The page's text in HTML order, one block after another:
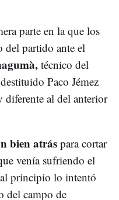
parte en la que los
del partido ante el
técnico del
Paco Jémez
al del anterior
bien atrás para cortar
venía sufriendo el
principio lo intentó
del campo de